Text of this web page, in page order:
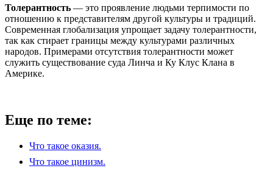
Толерантность — это проявление людьми терпимости по
отношению к представителям другой культуры и традиций.
Современная глобализация упрощает задачу толерантности,
так как стирает границы между культурами различных
народов. Примерами отсутствия толерантности может
служить существование суда Линча и Ку Клус Клана в
Америке.
Еще по теме:
Что такое оказия.
Что такое цинизм.